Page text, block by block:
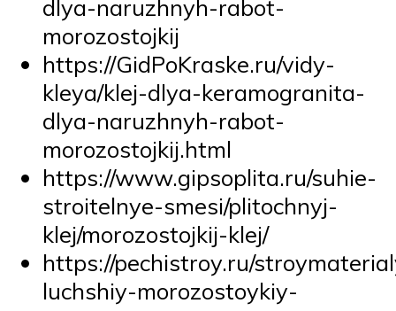
dlya-naruzhnyh-rabot-
morozostojkij
https://GidPoKraske.ru/vidy-
kleya/klej-dlya-keramogranita-
dlya-naruzhnyh-rabot-
morozostojkij.html
https://www.gipsoplita.ru/suhie-
stroitelnye-smesi/plitochnyj-
klej/morozostojkij-klej/
https://pechistroy.ru/
luchshiy-morozostoykiy-